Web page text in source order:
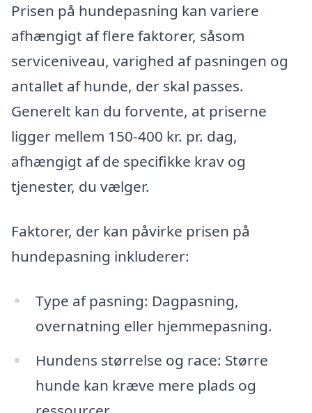
Prisen på hundepasning kan variere
afhængigt af flere faktorer, såsom
serviceniveau, varighed af pasningen og
antallet af hunde, der skal passes.
Generelt kan du forvente, at priserne
ligger mellem 150-400 kr. pr. dag,
afhængigt af de specifikke krav og
tjenester, du vælger.
Faktorer, der kan påvirke prisen på
hundepasning inkluderer:
Type af pasning: Dagpasning,
overnatning eller hjemmepasning.
Hundens størrelse og race: Større
hunde kan kræve mere plads og